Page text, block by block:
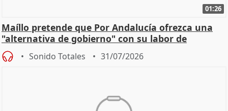
01:26
Maíllo pretende que Por Andalucía ofrezca una
"alternativa de gobierno" con su labor de
oposición
Sonido Totales 31/07/2026